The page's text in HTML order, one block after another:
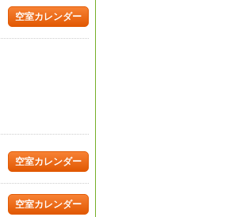
空室カレンダー
空室カレンダー
空室カレンダー